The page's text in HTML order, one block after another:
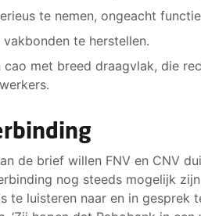
te nemen, ongeacht
te herstellen.
cao met breed draagvlak, die
de brief willen FNV en CNV
nog steeds mogelijk
te luisteren naar en in gesprek